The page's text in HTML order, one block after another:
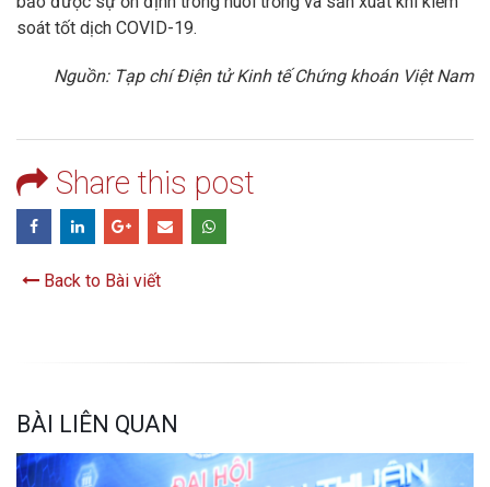
soát tốt dịch COVID-19.
Nguồn: Tạp chí Điện tử Kinh tế Chứng khoán Việt Nam
Share this post
Back to Bài viết
BÀI LIÊN QUAN